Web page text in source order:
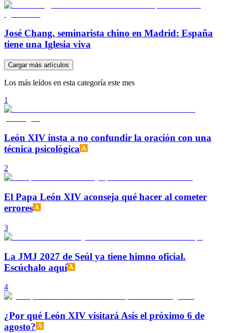
José Chang, seminarista chino en Madrid: España
tiene una Iglesia viva
Cargar más artículos
Los más leídos en esta categoría este mes
1
León XIV insta a no confundir la oración con una
técnica psicológica
2
El Papa León XIV aconseja qué hacer al cometer
errores
3
La JMJ 2027 de Seúl ya tiene himno oficial.
Escúchalo aquí
4
¿Por qué León XIV visitará Asís el próximo 6 de
agosto?